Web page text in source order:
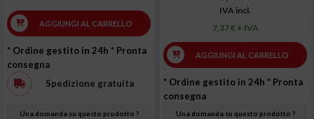
AGGIUNGI AL CARRELLO
* Ordine gestito in 24h * Pronta
consegna
Spedizione gratuita
Una domanda su questo prodotto ?
IVA incl.
7,37 € + IVA
AGGIUNGI AL CARRELLO
* Ordine gestito in 24h * Pronta
consegna
Una domanda su questo prodotto ?